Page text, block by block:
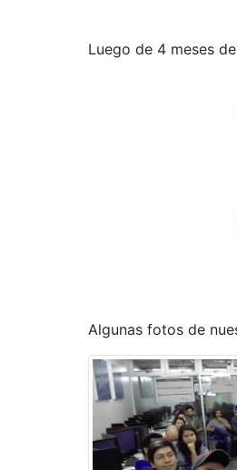
Luego de 4 meses
Algunas fotos de